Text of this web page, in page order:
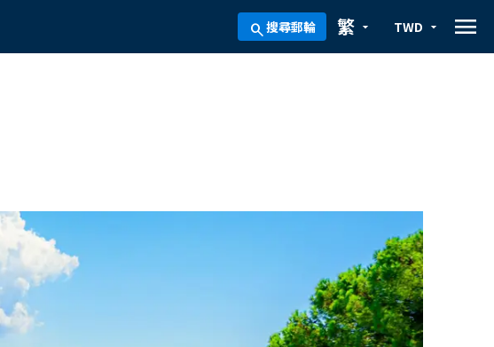
search搜尋郵輪 arrow_drop_down
繁 arrow_drop_down
TWD menu